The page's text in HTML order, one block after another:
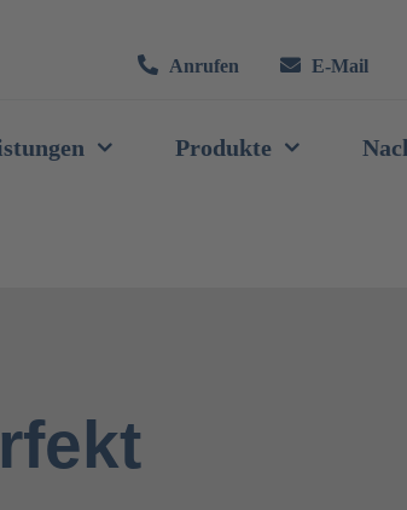
Anrufen E-Mail
Produkte